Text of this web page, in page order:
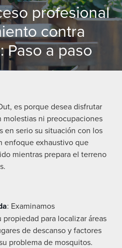
profesional
contra
Paso a paso
es porque desea disfrutar
ni preocupaciones
en serio su situación con los
enfoque exhaustivo que
mientras prepara el terreno
: Examinamos
para localizar áreas
de descanso y factores
problema de mosquitos.